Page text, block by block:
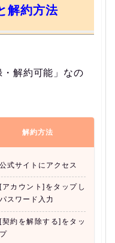
解約方法
・解約可能」なの
解約方法
公式サイトにアクセス
[アカウント]をタップし
パスワード入力
[契約を解除する]をタッ
プ